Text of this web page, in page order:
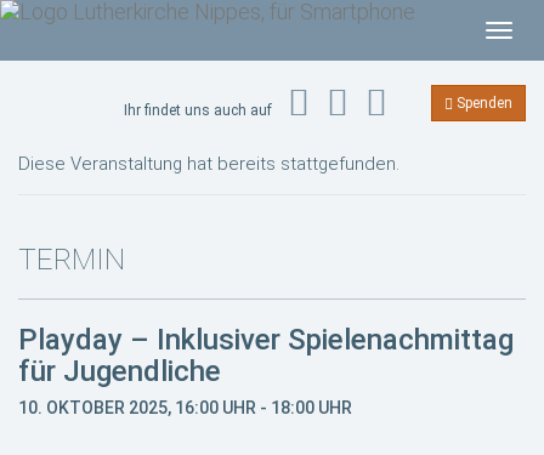
T
o
g
g
g
Ihr findet uns auch auf Spenden
Diese Veranstaltung hat bereits stattgefunden.
TERMIN
Playday – Inklusiver Spielenachmittag
für Jugendliche
10. OKTOBER 2025, 16:00 UHR - 18:00 UHR